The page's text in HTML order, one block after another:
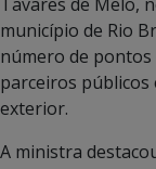
município de Rio
número de pontos
parceiros
exterior.
A ministra